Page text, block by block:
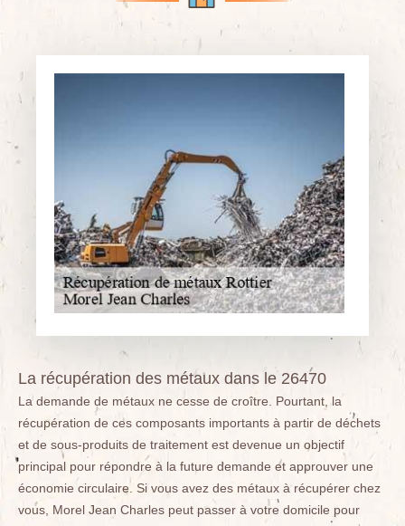
La récupération des métaux dans le 26470
La demande de métaux ne cesse de croître. Pourtant, la
récupération de ces composants importants à partir de déchets
et de sous-produits de traitement est devenue un objectif
principal pour répondre à la future demande et approuver une
économie circulaire. Si vous avez des métaux à récupérer chez
vous, Morel Jean Charles peut passer à votre domicile pour